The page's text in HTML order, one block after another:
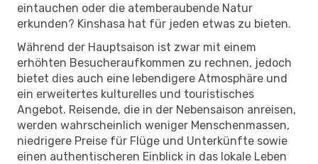
eintauchen oder die atemberaubende Natur
erkunden? Kinshasa hat für jeden etwas zu bieten.
Während der Hauptsaison ist zwar mit einem
erhöhten Besucheraufkommen zu rechnen, jedoch
bietet dies auch eine lebendigere Atmosphäre und
ein erweitertes kulturelles und touristisches
Angebot. Reisende, die in der Nebensaison anreisen,
werden wahrscheinlich weniger Menschenmassen,
niedrigere Preise für Flüge und Unterkünfte sowie
einen authentischeren Einblick in das lokale Leben